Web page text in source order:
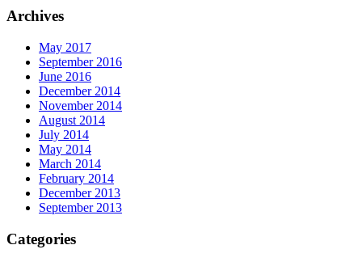
Archives
May 2017
September 2016
June 2016
December 2014
November 2014
August 2014
July 2014
May 2014
March 2014
February 2014
December 2013
September 2013
Categories